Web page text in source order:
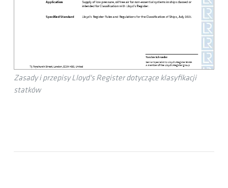
Zasady i przepisy Lloyd's Register dotyczące klasyfikacji
statków